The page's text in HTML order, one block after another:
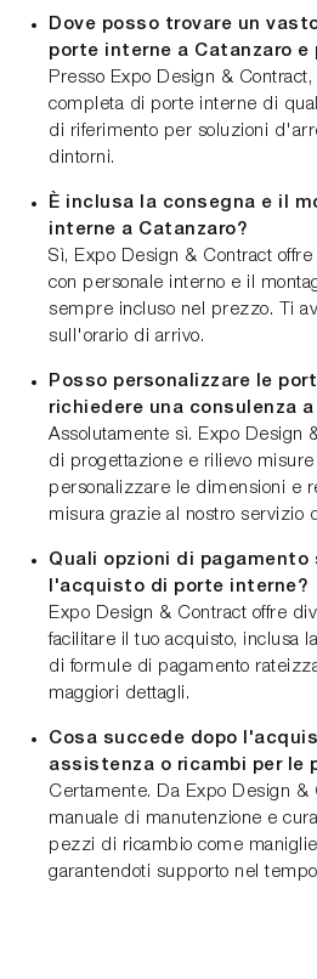
Dove posso trovare un
porte interne a Catanzaro e
Presso Expo Design &
completa di porte interne di
di riferimento per soluzioni
dintorni.
È inclusa la consegna e il
interne a Catanzaro?
Sì, Expo Design & Contract
con personale interno e il
sempre incluso nel prezzo. Ti
sull'orario di arrivo.
Posso personalizzare le
richiedere una consulenza
Assolutamente sì. Expo Design
di progettazione e rilievo misure
personalizzare le dimensioni e
misura grazie al nostro servizio
Quali opzioni di pagamento
l'acquisto di porte interne?
Expo Design & Contract offre
facilitare il tuo acquisto, inclusa
di formule di pagamento
maggiori dettagli.
Cosa succede dopo
assistenza o ricambi per le
Certamente. Da Expo Design &
manuale di manutenzione e
pezzi di ricambio come
garantendoti supporto nel